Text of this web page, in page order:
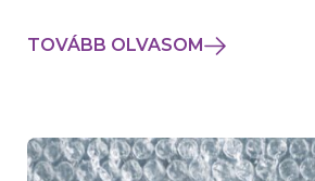
TOVÁBB OLVASOM